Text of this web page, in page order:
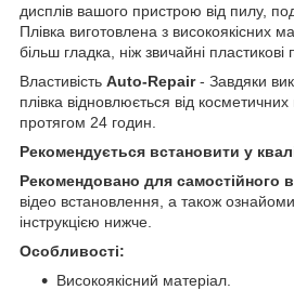
дисплів вашого пристрою від пилу,
Плівка виготовлена з високоякісних
більш гладка, ніж звичайні пластикові
Властивість Auto-Repair- Завдяки
плівка відновлюється від
протягом 24 годин.
Рекомендується встановити у
Рекомендовано для самостійного
відео встановлення, а також
інструкцією нижче.
Особливості:
Високоякісний матеріал.